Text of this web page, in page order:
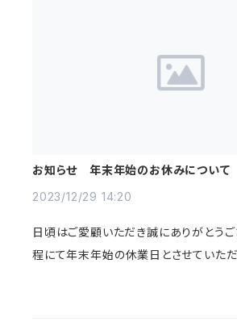
お知らせ 年末年始のお休みについて
2023/12/29 14:20
日頃はご愛顧いただき誠にありがとうご
程にて年末年始の休業日とさせていただ